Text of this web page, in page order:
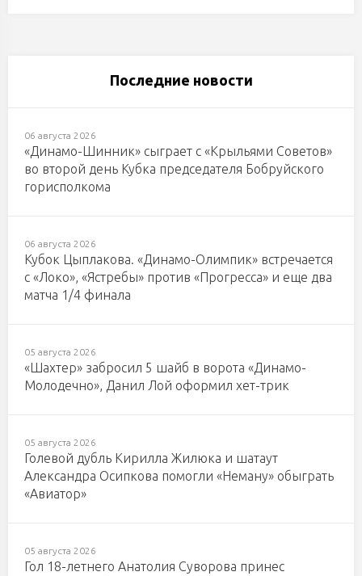
Последние новости
06 августа 2026
«Динамо-Шинник» сыграет с «Крыльями Советов»
во второй день Кубка председателя Бобруйского
горисполкома
06 августа 2026
Кубок Цыплакова. «Динамо-Олимпик» встречается
с «Локо», «Ястребы» против «Прогресса» и еще два
матча 1/4 финала
05 августа 2026
«Шахтер» забросил 5 шайб в ворота «Динамо-
Молодечно», Данил Лой оформил хет-трик
05 августа 2026
Голевой дубль Кирилла Жилюка и шатаут
Александра Осипкова помогли «Неману» обыграть
«Авиатор»
05 августа 2026
Гол 18-летнего Анатолия Суворова принес